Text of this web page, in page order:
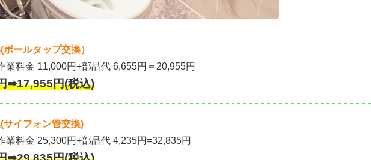
ールタップ交換）
業料金 11,000円+部品代 6,655円＝20,955円
➡17,955円(税込)
サイフォン管交換)
業料金 25,300円+部品代 4,235円=32,835円